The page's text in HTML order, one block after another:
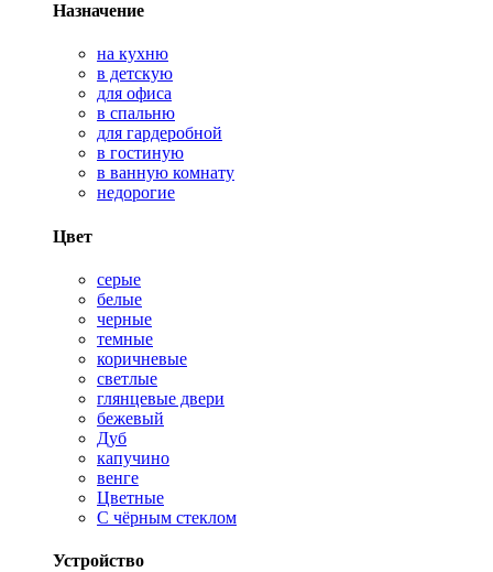
Назначение
на кухню
в детскую
для офиса
в спальню
для гардеробной
в гостиную
в ванную комнату
недорогие
Цвет
серые
белые
черные
темные
коричневые
светлые
глянцевые двери
бежевый
Дуб
капучино
венге
Цветные
С чёрным стеклом
Устройство